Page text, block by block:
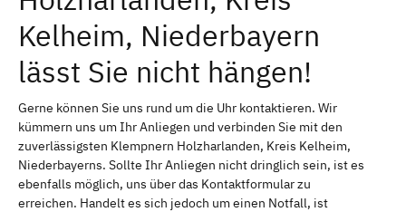
Kelheim, Niederbayern
lässt Sie nicht hängen!
Gerne können Sie uns rund um die Uhr kontaktieren. Wir
kümmern uns um Ihr Anliegen und verbinden Sie mit den
zuverlässigsten Klempnern Holzharlanden, Kreis Kelheim,
Niederbayerns. Sollte Ihr Anliegen nicht dringlich sein, ist es
ebenfalls möglich, uns über das Kontaktformular zu
erreichen. Handelt es sich jedoch um einen Notfall, ist